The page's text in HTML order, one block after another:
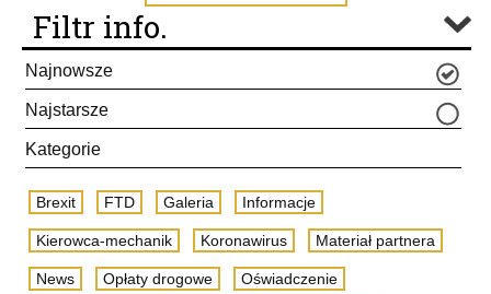
Filtr info.
Najnowsze
Najstarsze
Kategorie
Brexit FTD Galeria Informacje
Kierowca-mechanik Koronawirus Materiał partnera
News Opłaty drogowe Oświadczenie